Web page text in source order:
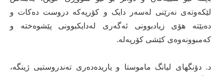
لێکەوتەی نەرێنی لەسەر دایک و کۆرپەکە دروست دەکات و
دەبێتە هۆی زیادبوونی ئەگەری لەدایکبوونی پێشوەختە و
کەمبوونەوەی کێشی کۆرپەلە.
د. دۆنگهای لیانگ ماموستا و یاریدەدەری تەندروستیی ژینگە،